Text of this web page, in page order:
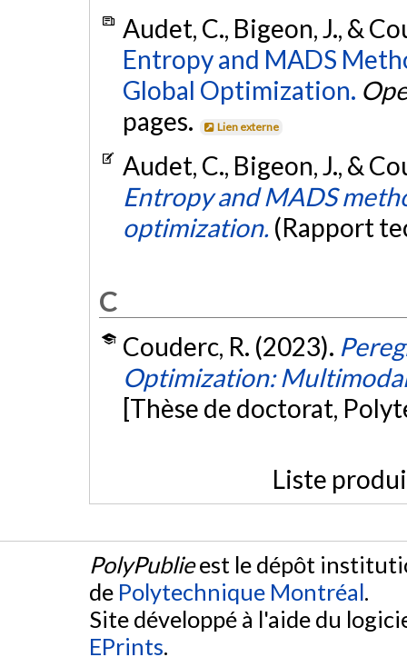
Audet, C., Bigeon, J., &
Entropy and MADS
Global Optimization.
pages.
Lien externe
Audet, C., Bigeon, J., &
Entropy and MADS
optimization. (Rapport
C
Couderc, R. (2023).
Optimization:
[Thèse de doctorat,
Liste
PolyPublieest le dépôt
de Polytechnique Montréal.
Site développé à l'aide du
EPrints.